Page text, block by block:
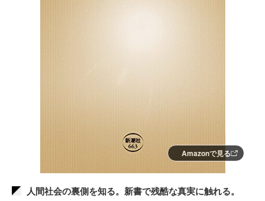
Amazonで見る
人間社会の裏側を知る。新書で残酷な真実に触れる。